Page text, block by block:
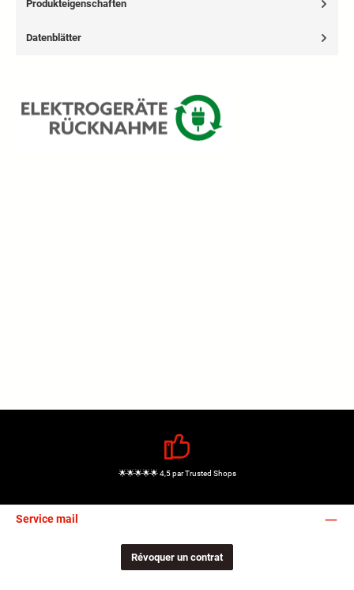
Produkteigenschaften
Datenblätter
🌟🌟🌟🌟🌟 4,5 par Trusted Shops
Service mail
Révoquer un contrat